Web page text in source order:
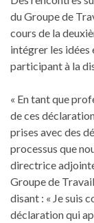
du Groupe de
cours de la
intégrer les idées
participant à la
« En tant que
de ces
prises avec des
processus que
directrice
Groupe de
disant : « Je suis
déclaration qui